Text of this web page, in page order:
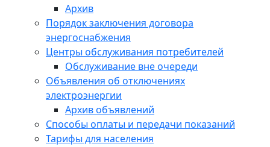
Архив
Порядок заключения договора
энергоснабжения
Центры обслуживания потребителей
Обслуживание вне очереди
Объявления об отключениях
электроэнергии
Архив объявлений
Способы оплаты и передачи показаний
Тарифы для населения